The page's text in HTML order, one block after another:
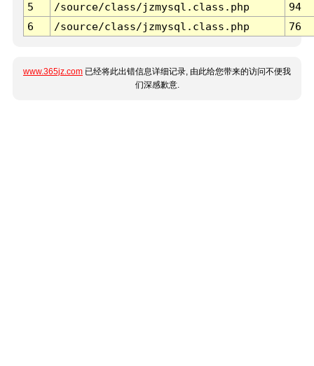
5
/source/class/jzmysql.class.php
94
6
/source/class/jzmysql.class.php 76
www.365jz.com 已经将此出错信息详细记录, 由此给您带来的访问不便我
们深感歉意.